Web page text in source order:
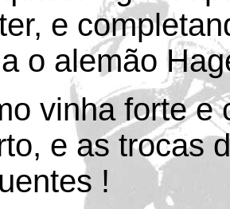
e
o alemão
vinha forte e
e as trocas
!